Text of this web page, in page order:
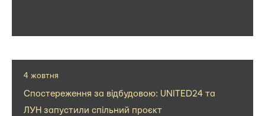
4 жовтня
Спостереження за відбудовою: UNITED24 та
ЛУН запустили спільний проєкт